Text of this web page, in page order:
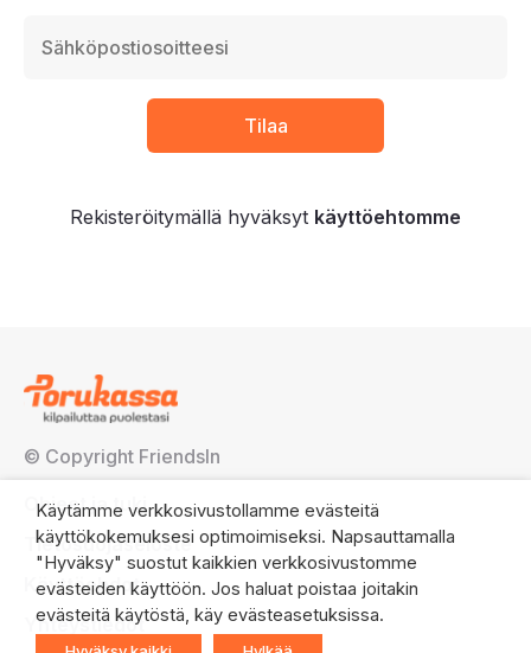
Rekisteröitymällä hyväksyt käyttöehtomme
© Copyright FriendsIn
Ohjeet ja tuki
Tietosuojaseloste
Käyttöehdot
Yhteystiedot
Käytämme verkkosivustollamme evästeitä
käyttökokemuksesi optimoimiseksi. Napsauttamalla
"Hyväksy" suostut kaikkien verkkosivustomme
evästeiden käyttöön. Jos haluat poistaa joitakin
evästeitä käytöstä, käy evästeasetuksissa.